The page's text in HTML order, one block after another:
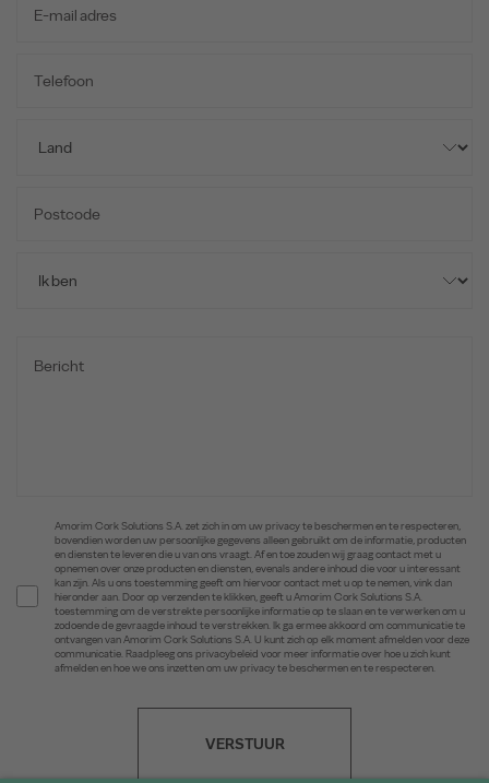
Amorim Cork Solutions S.A. zet zich in om uw privacy te beschermen en te respecteren,
bovendien worden uw persoonlijke gegevens alleen gebruikt om de informatie, producten
en diensten te leveren die u van ons vraagt. Af en toe zouden wij graag contact met u
opnemen over onze producten en diensten, evenals andere inhoud die voor u interessant
kan zijn. Als u ons toestemming geeft om hiervoor contact met u op te nemen, vink dan
hieronder aan. Door op verzenden te klikken, geeft u Amorim Cork Solutions S.A.
toestemming om de verstrekte persoonlijke informatie op te slaan en te verwerken om u
zodoende de gevraagde inhoud te verstrekken. Ik ga ermee akkoord om communicatie te
ontvangen van Amorim Cork Solutions S.A. U kunt zich op elk moment afmelden voor deze
communicatie. Raadpleeg ons privacybeleid voor meer informatie over hoe u zich kunt
afmelden en hoe we ons inzetten om uw privacy te beschermen en te respecteren.
VERSTUUR